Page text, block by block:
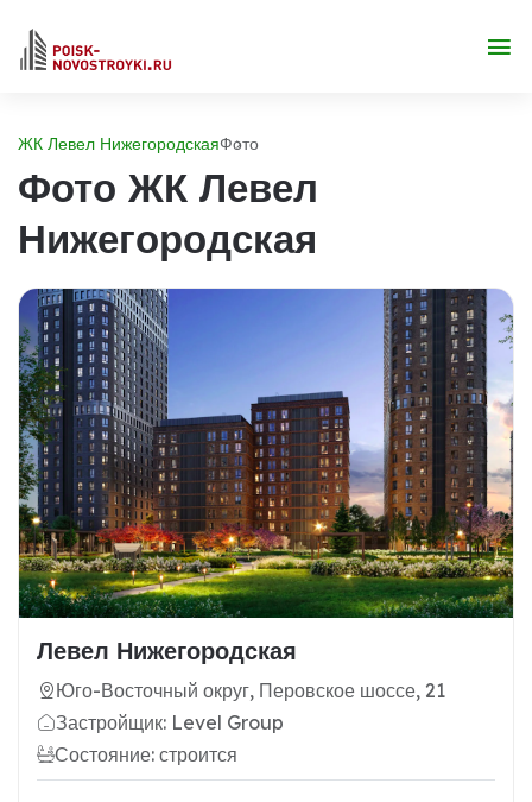
ЖК Левел НижегородскаяФото
Фото ЖК Левел
Нижегородская
Левел Нижегородская
Юго-Восточный округ, Перовское шоссе, 21
Застройщик: Level Group
Состояние: строится